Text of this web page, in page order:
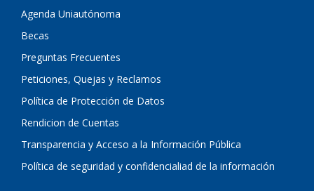
Agenda Uniautónoma
Becas
Preguntas Frecuentes
Peticiones, Quejas y Reclamos
Política de Protección de Datos
Rendicion de Cuentas
Transparencia y Acceso a la Información Pública
Política de seguridad y confidencialiad de la información